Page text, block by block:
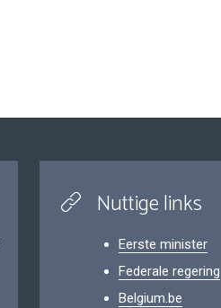
Nuttige links
Eerste minister
Federale regering
Belgium.be